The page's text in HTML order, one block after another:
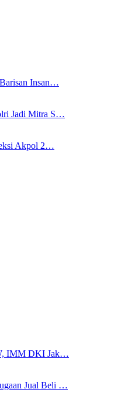
Insan…
Jadi Mitra S…
Akpol 2…
IMM DKI Jak…
Jual Beli …